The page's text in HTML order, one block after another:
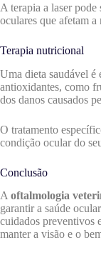
A terapia a laser pode
oculares que afetam a
Terapia nutricional
Uma dieta saudável é
antioxidantes, como
dos danos causados
O tratamento
condição ocular do
Conclusão
A oftalmologia
garantir a saúde
cuidados preventivos
manter a visão e o